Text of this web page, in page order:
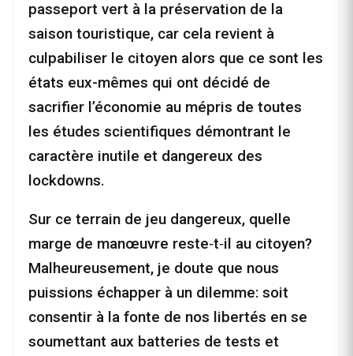
passeport vert à la préservation de la
saison touristique, car cela revient à
culpabiliser le citoyen alors que ce sont les
états eux-mêmes qui ont décidé de
sacrifier l’économie au mépris de toutes
les études scientifiques démontrant le
caractère inutile et dangereux des
lockdowns.
Sur ce terrain de jeu dangereux, quelle
marge de manœuvre reste‑t‑il au citoyen?
Malheureusement, je doute que nous
puissions échapper à un dilemme: soit
consentir à la fonte de nos libertés en se
soumettant aux batteries de tests et